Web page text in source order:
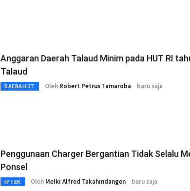
Anggaran Daerah Talaud Minim pada HUT RI
Talaud
DAERAH 3T Oleh Robert Petrus Tamaroba baru saja
Penggunaan Charger Bergantian Tidak Selalu
Ponsel
IPTEK Oleh Melki Alfred Takahindangen baru saja